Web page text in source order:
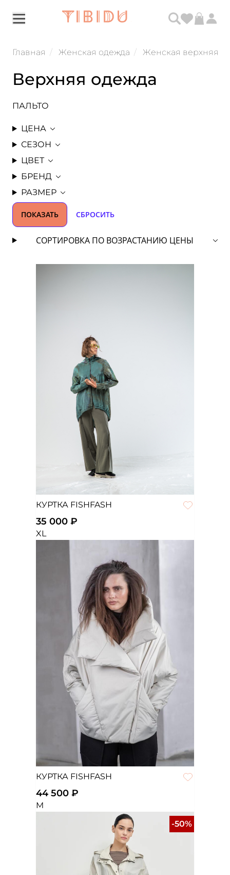
Главная Женская одежда Женская верхняя
Верхняя одежда
ПАЛЬТО
ЦЕНА
СЕЗОН
ЦВЕТ
БРЕНД
РАЗМЕР
ПОКАЗАТЬ СБРОСИТЬ
СОРТИРОВКА ПО ВОЗРАСТАНИЮ ЦЕНЫ
КУРТКА FISHFASH
35 000 ₽
XL
КУРТКА FISHFASH
44 500 ₽
M
-50%